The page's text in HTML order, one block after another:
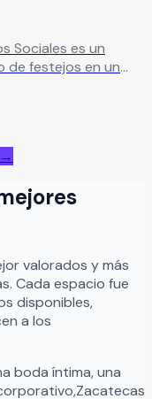
Sociales es un
de festejos en un
baby
con amigos,
disfrutar cada
en una
ideal para
junto a sus seres
→
valorados y más
. Cada espacio fue
disponibles,
a los
boda íntima, una
Zacatecas